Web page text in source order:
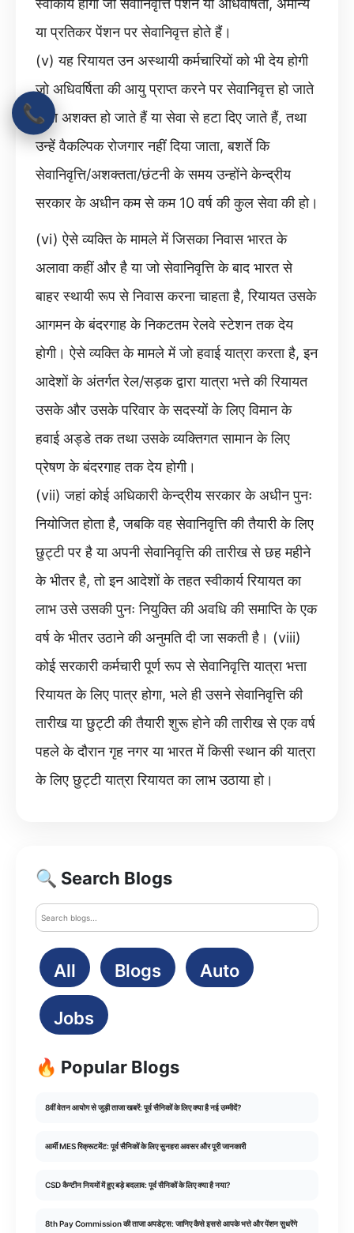
स्वीकार्य होगी जो सेवानिवृत्ति पेंशन या अधिवर्षिता, अमान्य
या प्रतिकर पेंशन पर सेवानिवृत्त होते हैं।
(v) यह रियायत उन अस्थायी कर्मचारियों को भी देय होगी
जो अधिवर्षिता की आयु प्राप्त करने पर सेवानिवृत्त हो जाते
हैं या अशक्त हो जाते हैं या सेवा से हटा दिए जाते हैं, तथा
उन्हें वैकल्पिक रोजगार नहीं दिया जाता, बशर्ते कि
सेवानिवृत्ति/अशक्तता/छंटनी के समय उन्होंने केन्द्रीय
सरकार के अधीन कम से कम 10 वर्ष की कुल सेवा की हो।
(vi) ऐसे व्यक्ति के मामले में जिसका निवास भारत के
अलावा कहीं और है या जो सेवानिवृत्ति के बाद भारत से
बाहर स्थायी रूप से निवास करना चाहता है, रियायत उसके
आगमन के बंदरगाह के निकटतम रेलवे स्टेशन तक देय
होगी। ऐसे व्यक्ति के मामले में जो हवाई यात्रा करता है, इन
आदेशों के अंतर्गत रेल/सड़क द्वारा यात्रा भत्ते की रियायत
उसके और उसके परिवार के सदस्यों के लिए विमान के
हवाई अड्डे तक तथा उसके व्यक्तिगत सामान के लिए
प्रेषण के बंदरगाह तक देय होगी।
(vii) जहां कोई अधिकारी केन्द्रीय सरकार के अधीन पुनः
नियोजित होता है, जबकि वह सेवानिवृत्ति की तैयारी के लिए
छुट्टी पर है या अपनी सेवानिवृत्ति की तारीख से छह महीने
के भीतर है, तो इन आदेशों के तहत स्वीकार्य रियायत का
लाभ उसे उसकी पुनः नियुक्ति की अवधि की समाप्ति के एक
वर्ष के भीतर उठाने की अनुमति दी जा सकती है। (viii)
कोई सरकारी कर्मचारी पूर्ण रूप से सेवानिवृत्ति यात्रा भत्ता
रियायत के लिए पात्र होगा, भले ही उसने सेवानिवृत्ति की
तारीख या छुट्टी की तैयारी शुरू होने की तारीख से एक वर्ष
पहले के दौरान गृह नगर या भारत में किसी स्थान की यात्रा
के लिए छुट्टी यात्रा रियायत का लाभ उठाया हो।
🔍 Search Blogs
All Blogs Auto
Jobs
🔥 Popular Blogs
8वीं वेतन आयोग से जुड़ी ताजा खबरें: पूर्व सैनिकों के लिए क्या है नई उम्मीदें?
आर्मी MES रिक्रूटमेंट: पूर्व सैनिकों के लिए सुनहरा अवसर और पूरी जानकारी
CSD कैन्टीन नियमों में हुए बड़े बदलाव: पूर्व सैनिकों के लिए क्या है नया?
8th Pay Commission की ताजा अपडेट्स: जानिए कैसे इससे आपके भत्ते और पेंशन सुधरेंगे
📞